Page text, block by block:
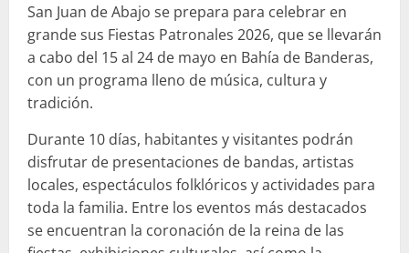
San Juan de Abajo se prepara para celebrar en
grande sus Fiestas Patronales 2026, que se llevarán
a cabo del 15 al 24 de mayo en Bahía de Banderas,
con un programa lleno de música, cultura y
tradición.
Durante 10 días, habitantes y visitantes podrán
disfrutar de presentaciones de bandas, artistas
locales, espectáculos folklóricos y actividades para
toda la familia. Entre los eventos más destacados
se encuentran la coronación de la reina de las